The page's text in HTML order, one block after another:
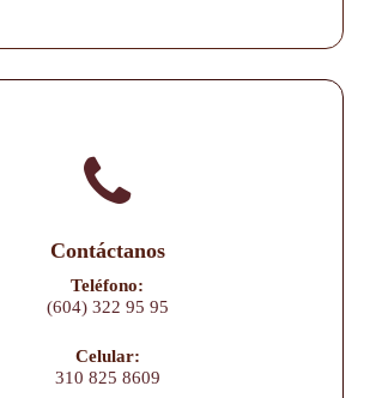
Contáctanos
Teléfono:
(604) 322 95 95
Celular:
310 825 8609